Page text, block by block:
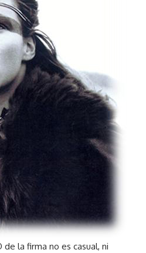
de la firma no es casual, ni